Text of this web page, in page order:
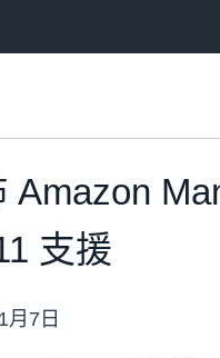
Amazon
支援
月7日